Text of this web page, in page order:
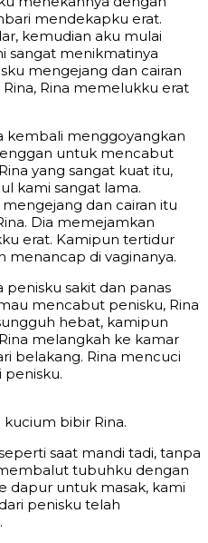
mendekapku erat.
kemudian aku mulai
sangat menikmatinya
mengejang dan cairan
Rina memelukku erat
kembali menggoyangkan
untuk mencabut
yang sangat kuat itu,
kami sangat lama.
dan cairan itu
Dia memejamkan
erat. Kamipun tertidur
menancap di vaginanya.
sakit dan panas
mencabut penisku, Rina
hebat, kamipun
melangkah ke kamar
belakang. Rina mencuci
penisku.
kucium bibir Rina.
saat mandi tadi, tanpa
tubuhku dengan
dapur untuk masak, kami
penisku telah